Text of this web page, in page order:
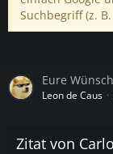
Suchbegriff (z.
Eure
Leon de Caus
Zitat von